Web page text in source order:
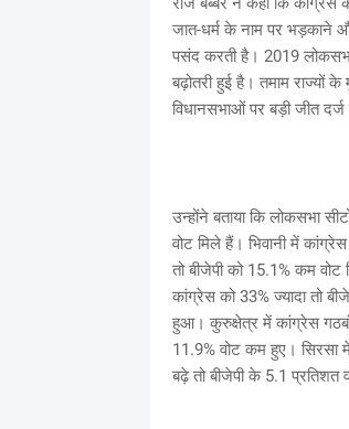
जात-धर्म के नाम पर भड़काने
पसंद करती है। 2019
बढ़ोतरी हुई है। तमाम राज्यों
विधानसभाओं पर बड़ी जीत दर्ज
उन्होंने बताया कि लोकसभा
वोट मिले हैं। भिवानी में
तो बीजेपी को 15.1% कम
कांग्रेस को 33% ज्यादा तो
हुआ। कुरुक्षेत्र में कांग्रेस
11.9% वोट कम हुए। सिरसा
बढ़े तो बीजेपी के 5.1 प्रतिशत